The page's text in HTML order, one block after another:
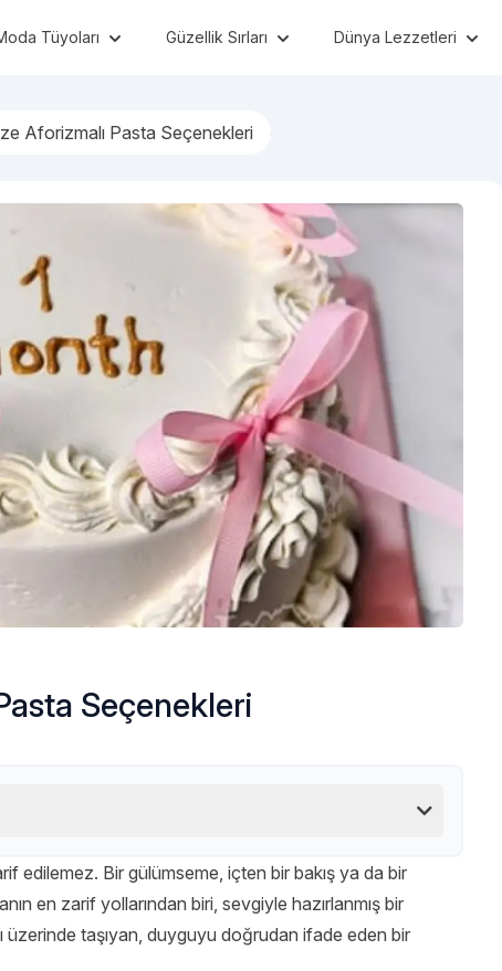
Tüyoları Güzellik Sırları Dünya Lezzetleri
Aforizmalı Pasta Seçenekleri
Seçenekleri
edilemez. Bir gülümseme, içten bir bakış ya da bir
en zarif yollarından biri, sevgiyle hazırlanmış bir
üzerinde taşıyan, duyguyu doğrudan ifade eden bir